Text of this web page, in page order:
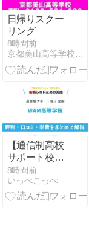
日帰りスクー
リング
8時間前
京都美山高等学校 教員のブログ
【通信制高校
サポート校】
WAM高等学院
の評判は？学
費・メタバー
8時間前
いっぺこっぺ